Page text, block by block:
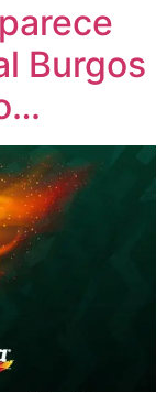
Burgos